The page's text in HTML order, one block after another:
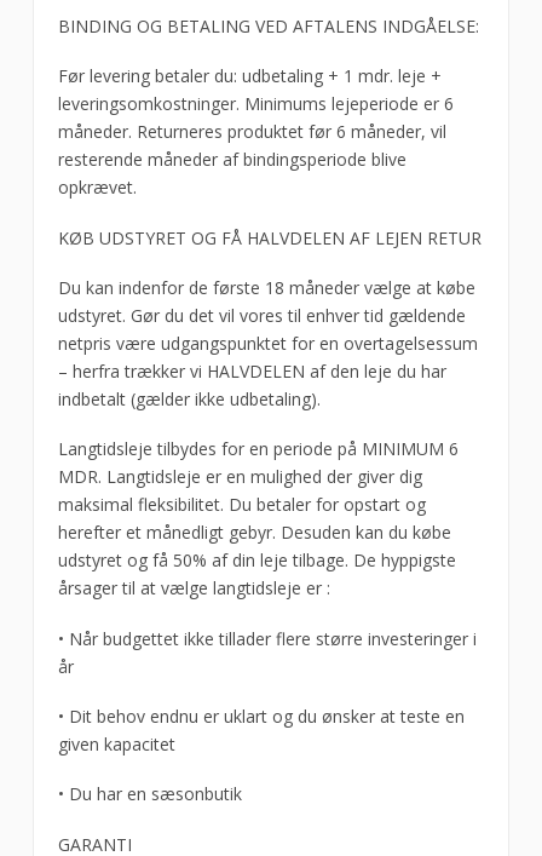
BINDING OG BETALING VED AFTALENS INDGÅELSE:
Før levering betaler du: udbetaling + 1 mdr. leje +
leveringsomkostninger. Minimums lejeperiode er 6
måneder. Returneres produktet før 6 måneder, vil
resterende måneder af bindingsperiode blive
opkrævet.
KØB UDSTYRET OG FÅ HALVDELEN AF LEJEN RETUR
Du kan indenfor de første 18 måneder vælge at købe
udstyret. Gør du det vil vores til enhver tid gældende
netpris være udgangspunktet for en overtagelsessum
– herfra trækker vi HALVDELEN af den leje du har
indbetalt (gælder ikke udbetaling).
Langtidsleje tilbydes for en periode på MINIMUM 6
MDR. Langtidsleje er en mulighed der giver dig
maksimal fleksibilitet. Du betaler for opstart og
herefter et månedligt gebyr. Desuden kan du købe
udstyret og få 50% af din leje tilbage. De hyppigste
årsager til at vælge langtidsleje er :
• Når budgettet ikke tillader flere større investeringer i
år
• Dit behov endnu er uklart og du ønsker at teste en
given kapacitet
• Du har en sæsonbutik
GARANTI